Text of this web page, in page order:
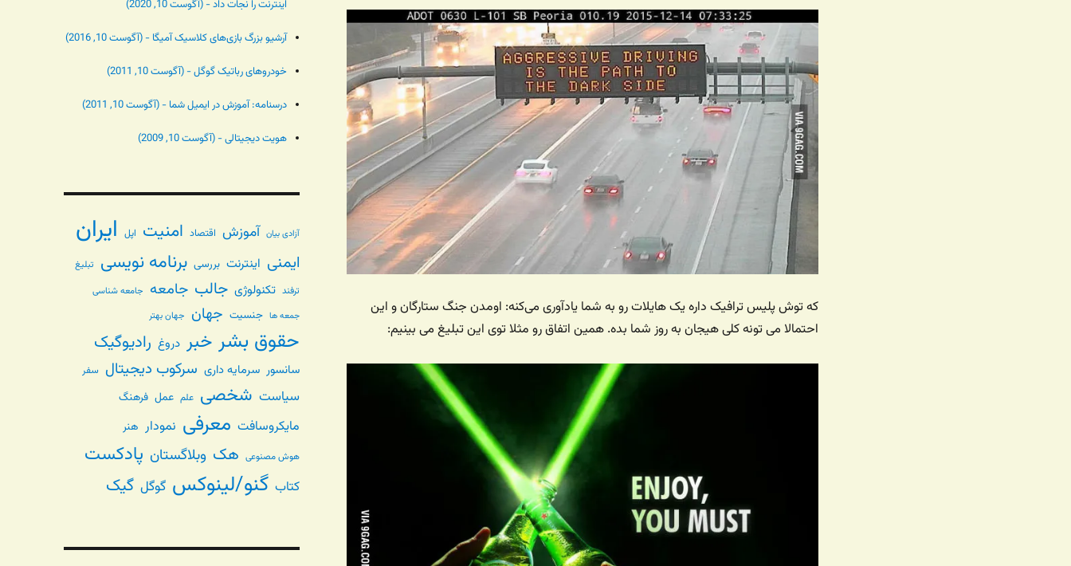
که توش پلیس ترافیک داره یک هایلات رو به شما یادآوری می‌کنه: اومدن جنگ ستارگان و این
احتمالا می تونه کلی هیجان به روز شما بده. همین اتفاق رو مثلا توی این تبلیغ می بینیم:
اینترنت را نجات داد - (آگوست 10, 2020)
آرشیو بزرگ بازی‌های کلاسیک آمیگا - (آگوست 10, 2016)
خودروهای رباتیک گوگل - (آگوست 10, 2011)
درسنامه: آموزش در ایمیل شما - (آگوست 10, 2011)
هویت دیجیتالی - (آگوست 10, 2009)
آزادی بیان آموزش اقتصاد امنیت اپل ایران
ایمنی اینترنت بررسی برنامه نویسی تبلیغ
ترفند تکنولوژی جالب جامعه جامعه شناسی
جمعه ها جنسیت جهان جهان بهتر
حقوق بشر خبر دروغ رادیوگیک
سانسور سرمایه داری سرکوب دیجیتال سفر
سیاست شخصی علم عمل فرهنگ
مایکروسافت معرفی نمودار هنر
هوش مصنوعی هک وبلاگستان پادکست
کتاب گنو/لینوکس گوگل گیک